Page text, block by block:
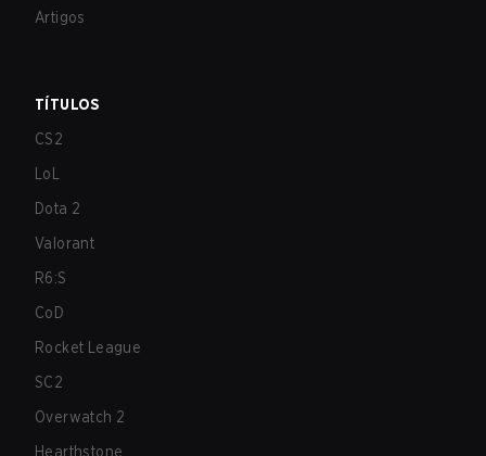
Artigos
TÍTULOS
CS2
LoL
Dota 2
Valorant
R6:S
CoD
Rocket League
SC2
Overwatch 2
Hearthstone